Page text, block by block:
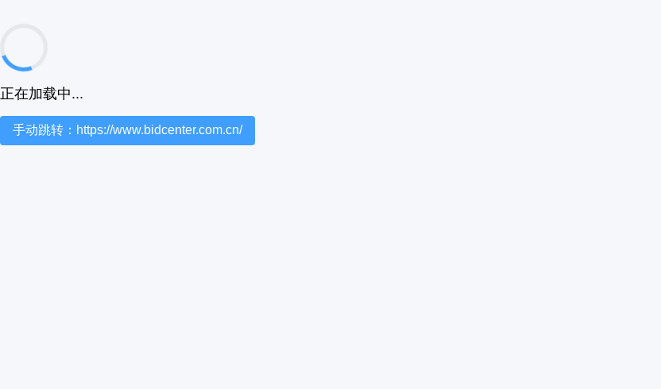
正在加载中...
手动跳转：https://www.bidcenter.com.cn/